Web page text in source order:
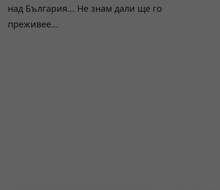
над България... Не знам дали ще го
преживее...